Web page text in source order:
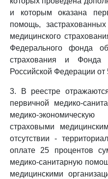
и которым оказана
помощь,
медицинского
Федерального фонда
страхования и Фонда
Российской Федерации
3. В реестре
первичной медико-
медико-
страховыми
отсутствии -
оплате 25 процентов
медико-санитарную
медицинскими